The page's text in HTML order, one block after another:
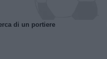
di un portiere